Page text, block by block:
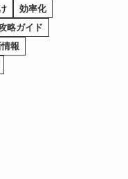
効率化
略ガイド
報